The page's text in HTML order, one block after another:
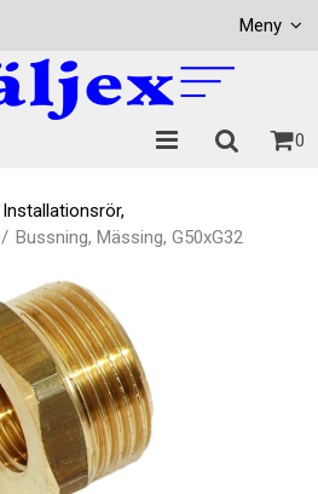
Meny
0
Installationsrör,
/ Bussning, Mässing, G50xG32